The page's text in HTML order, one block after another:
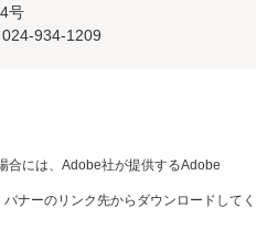
号
934-1209
合には、Adobe社が提供するAdobe
ナーのリンク先からダウンロードしてく